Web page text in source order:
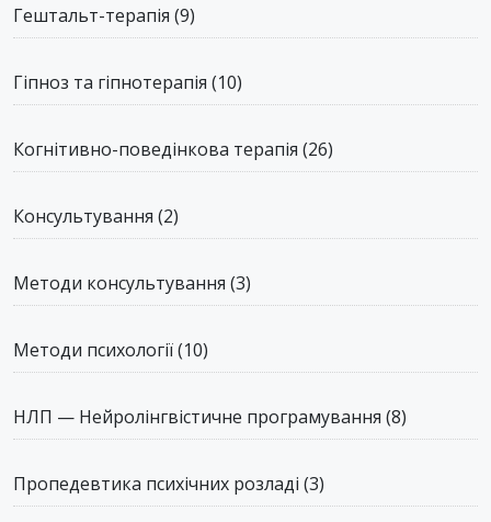
Гештальт-терапія (9)
Гіпноз та гіпнотерапія (10)
Когнітивно-поведінкова терапія (26)
Консультування (2)
Методи консультування (3)
Методи психології(10)
НЛП — Нейролінгвістичне програмування (8)
Пропедевтика психічних розладі (3)